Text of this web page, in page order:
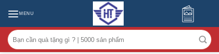
MENU
Tìm
kiếm: